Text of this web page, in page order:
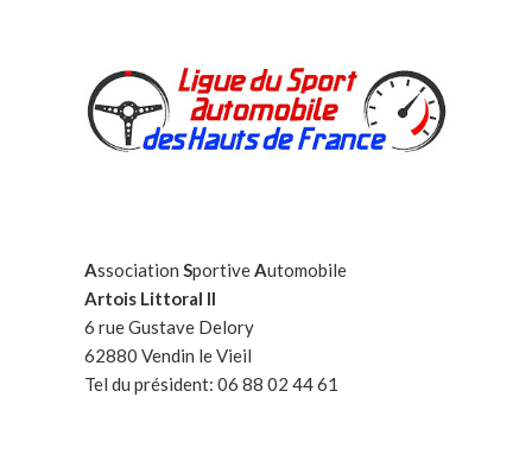
AssociationSportiveAutomobile
Artois Littoral II
6 rue Gustave Delory
62880 Vendin le Vieil
Tel du président: 06 88 02 44 61